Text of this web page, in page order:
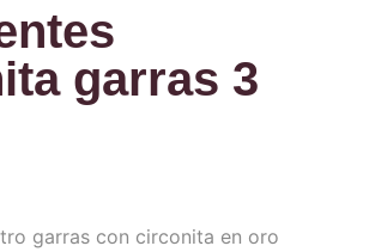
garras 3
garras con circonita en oro